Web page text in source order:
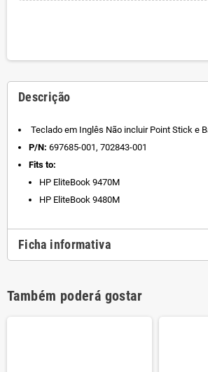
Descrição
Teclado em Inglês Não incluir Point Stick e
P/N: 697685-001, 702843-001
Fits to:
HP EliteBook 9470M
HP EliteBook 9480M
Ficha informativa
Também poderá gostar